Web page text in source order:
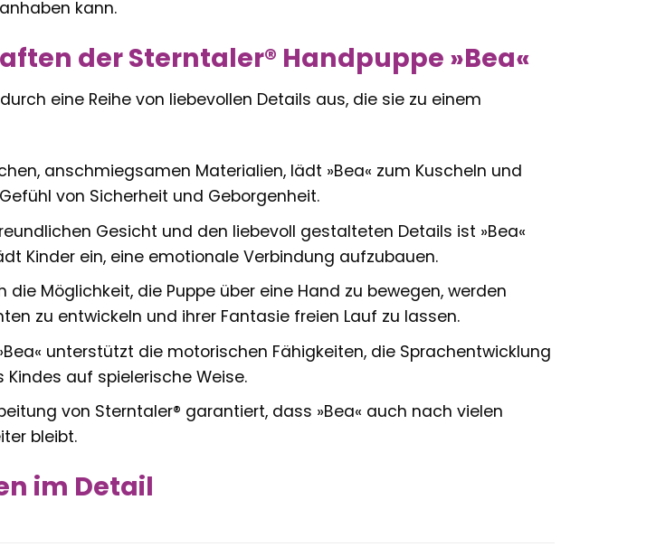
kann.
der Sterntaler® Handpuppe »Bea«
eine Reihe von liebevollen Details aus, die sie zu einem
anschmiegsamen Materialien, lädt »Bea« zum Kuscheln und
von Sicherheit und Geborgenheit.
Gesicht und den liebevoll gestalteten Details ist »Bea«
Kinder ein, eine emotionale Verbindung aufzubauen.
die Möglichkeit, die Puppe über eine Hand zu bewegen, werden
zu entwickeln und ihrer Fantasie freien Lauf zu lassen.
unterstützt die motorischen Fähigkeiten, die Sprachentwicklung
auf spielerische Weise.
von Sterntaler® garantiert, dass »Bea« auch nach vielen
bleibt.
im Detail